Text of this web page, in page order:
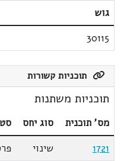
גוש
30115
תוכניות קשורות
תוכניות משתנות
מס' תוכנית סוג יחס
1721
שינוי